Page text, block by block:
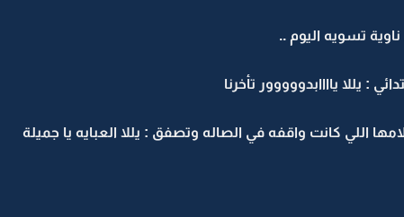
تسويه اليوم ..
: يللا ياااابدووووور تأخرنا
اللي كانت واقفه في الصاله وتصفق : يللا العبايه يا جميلة